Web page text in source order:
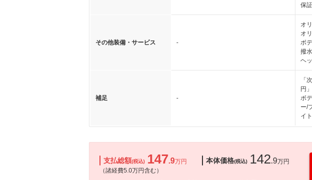
保
その他装備・サービス -
オ
オ
ボ
撥
ヘ
補足 -
「
円
ボ
ー/
イ
支払総額(税込) 147.9万円
（諸経費5.0万円含む）
本体価格(税込) 142.9万円